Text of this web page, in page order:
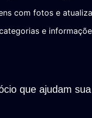
com fotos e
e
que ajudam